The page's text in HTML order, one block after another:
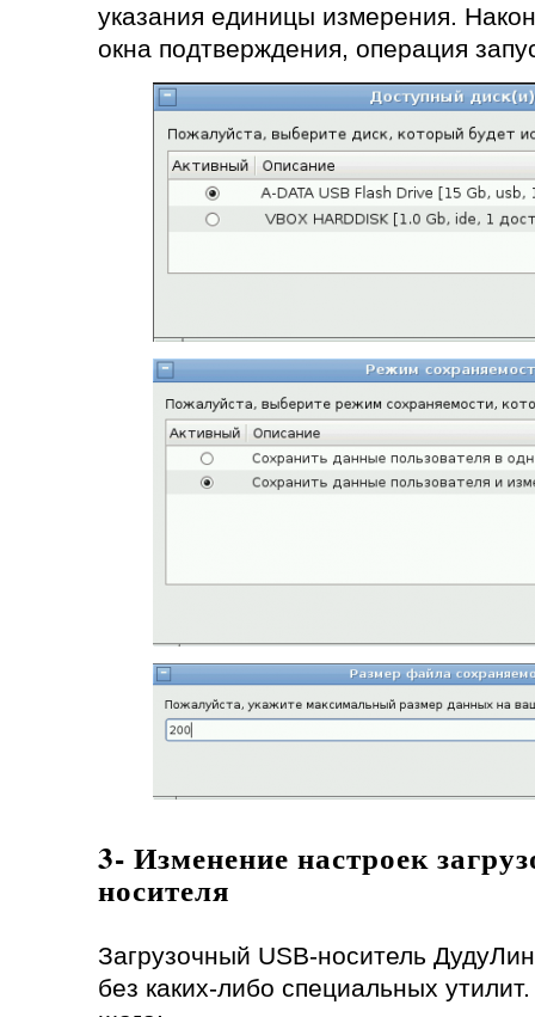
указания единицы измерения.
окна подтверждения, операция
3- Изменение настроек
носителя
Загрузочный USB-носитель
без каких-либо специальных